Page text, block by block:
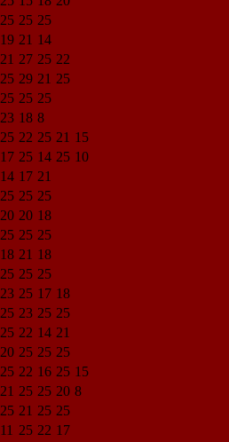
25 25 25
19 21 14
21 27 25 22
25 29 21 25
25 25 25
23 18 8
25 22 25 21 15
17 25 14 25 10
14 17 21
25 25 25
20 20 18
25 25 25
18 21 18
25 25 25
23 25 17 18
25 23 25 25
25 22 14 21
20 25 25 25
25 22 16 25 15
21 25 25 20 8
25 21 25 25
11 25 22 17